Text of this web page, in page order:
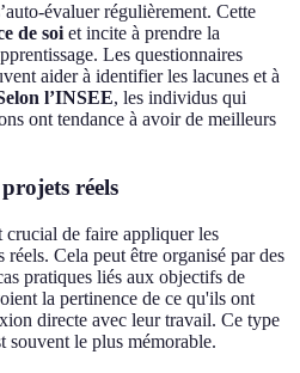
évaluer régulièrement. Cette
de soi et incite à prendre la
Les questionnaires
aider à identifier les lacunes et à
l’INSEE, les individus qui
ont tendance à avoir de meilleurs
réels
de faire appliquer les
réels. Cela peut être organisé par des
pratiques liés aux objectifs de
la pertinence de ce qu'ils ont
directe avec leur travail. Ce type
souvent le plus mémorable.